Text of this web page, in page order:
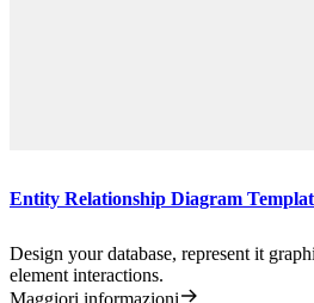
Entity Relationship Diagram
Design your database, represent it
element interactions.